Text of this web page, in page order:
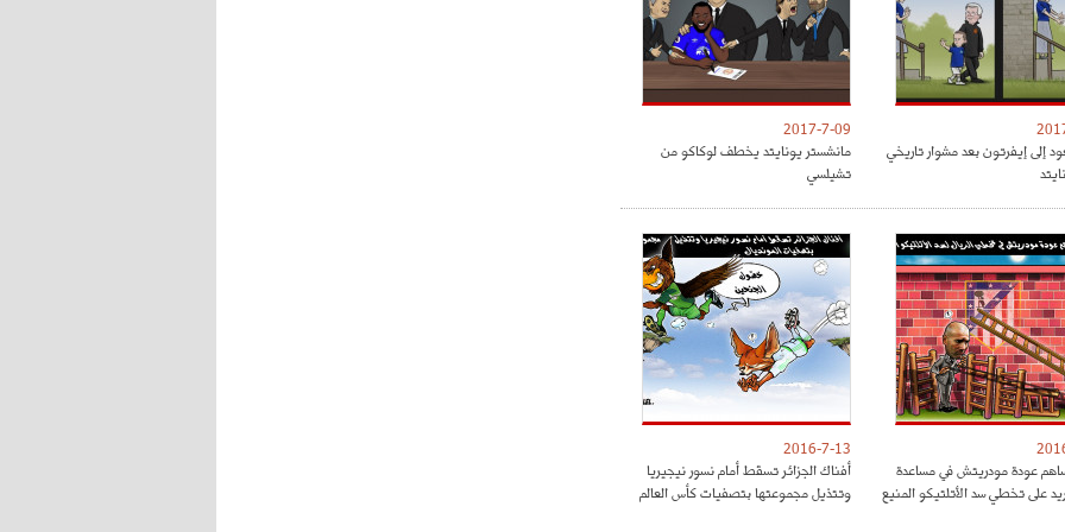
إلى إيفرتون بعد مشوار تاريخي
2017-7-09
مانشستر يونايتد يخطف لوكاكو من
تشيلسي
عودة مودريتش في مساعدة
على تخطي سد الأتلتيكو المنيع
2016-7-13
أفناك الجزائر تسقط أمام نسور نيجيريا
وتتذيل مجموعتها بتصفيات كأس العالم